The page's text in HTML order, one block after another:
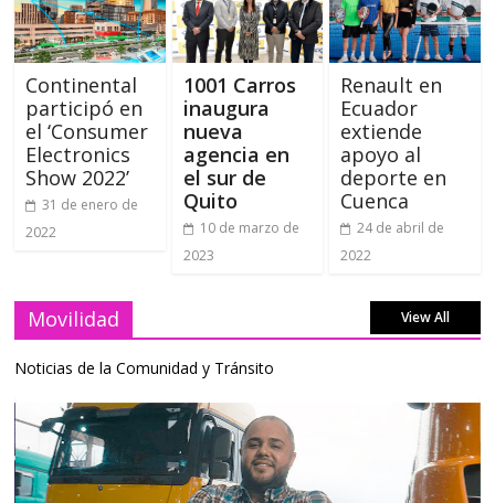
Continental
participó en
el ‘Consumer
Electronics
Show 2022’
31 de enero de
2022
1001 Carros
inaugura
nueva
agencia en
el sur de
Quito
10 de marzo de
2023
Renault en
Ecuador
extiende
apoyo al
deporte en
Cuenca
24 de abril de
2022
Movilidad View All
Noticias de la Comunidad y Tránsito